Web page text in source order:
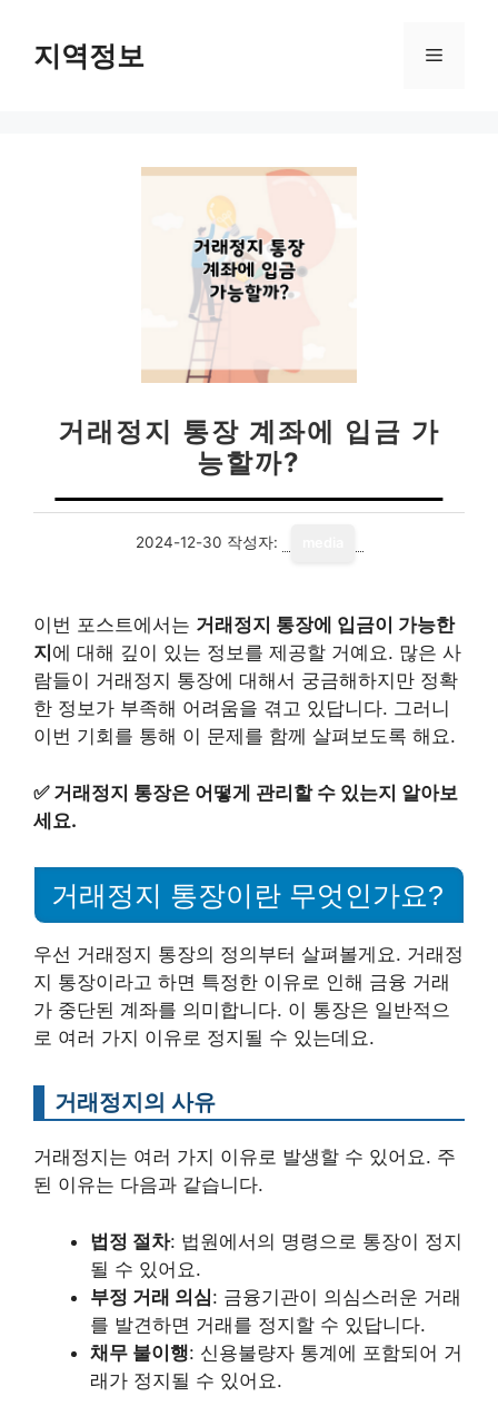
지역정보 메
거래정지 통장 계좌에 입금 가
능할까?
2024-12-30 작성자:
이번 포스트에서는 거래정지 통장에 입금이 가능한
지 에 대해 깊이 있는 정보를 제공할 거예요. 많은 사
람들이 거래정지 통장에 대해서 궁금해하지만 정확
한 정보가 부족해 어려움을 겪고 있답니다. 그러니
이번 기회를 통해 이 문제를 함께 살펴보도록 해요.
✅ 거래정지 통장은 어떻게 관리할 수 있는지 알아보
세요.
거래정지 통장이란 무엇인가요?
우선 거래정지 통장의 정의부터 살펴볼게요. 거래정
지 통장이라고 하면 특정한 이유로 인해 금융 거래
가 중단된 계좌를 의미합니다. 이 통장은 일반적으
로 여러 가지 이유로 정지될 수 있는데요.
거래정지의 사유
거래정지는 여러 가지 이유로 발생할 수 있어요. 주
된 이유는 다음과 같습니다.
법정 절차: 법원에서의 명령으로 통장이 정지
될 수 있어요.
부정 거래 의심: 금융기관이 의심스러운 거래
를 발견하면 거래를 정지할 수 있답니다.
채무 불이행: 신용불량자 통계에 포함되어 거
래가 정지될 수 있어요.